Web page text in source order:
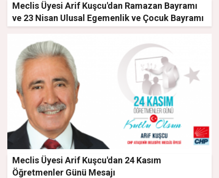
Meclis Üyesi Arif Kuşcu'dan Ramazan Bayramı
ve 23 Nisan Ulusal Egemenlik ve Çocuk Bayramı
Meclis Üyesi Arif Kuşcu'dan 24 Kasım
Öğretmenler Günü Mesajı